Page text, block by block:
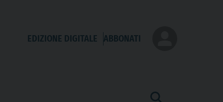
EDIZIONE DIGITALE ABBONATI